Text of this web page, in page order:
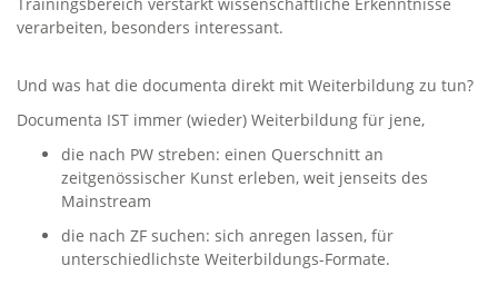
verarbeiten, besonders interessant.
Und was hat die documenta direkt mit Weiterbildung zu tun?
Documenta IST immer (wieder) Weiterbildung für jene,
die nach PW streben: einen Querschnitt an
zeitgenössischer Kunst erleben, weit jenseits des
Mainstream
die nach ZF suchen: sich anregen lassen, für
unterschiedlichste Weiterbildungs-Formate.